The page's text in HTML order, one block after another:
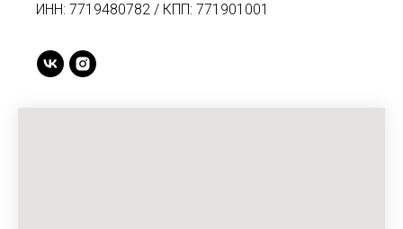
ИНН: 7719480782 / КПП: 771901001